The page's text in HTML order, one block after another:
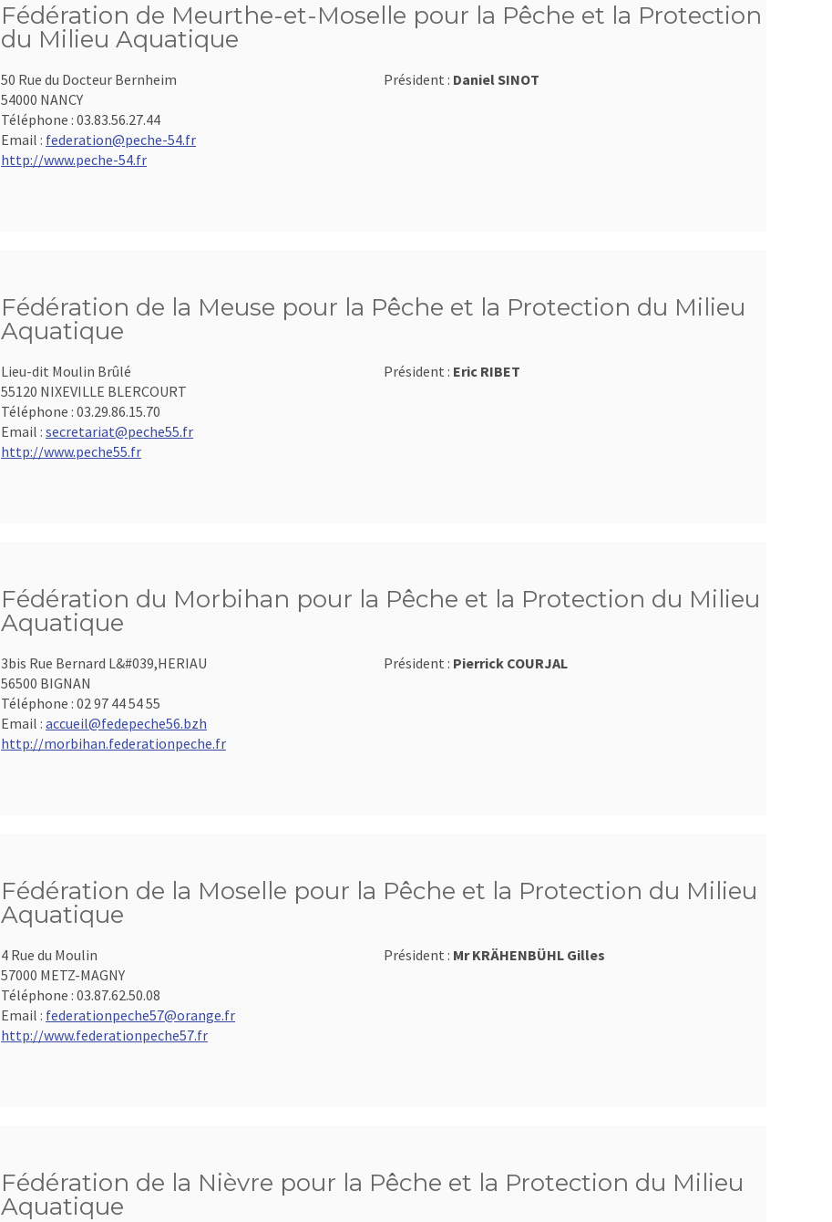
Fédération de Meurthe-et-Moselle pour la Pêche et la Protection
du Milieu Aquatique
50 Rue du Docteur Bernheim
54000 NANCY
Téléphone : 03.83.56.27.44
Email : federation@peche-54.fr
http://www.peche-54.fr
Président : Daniel SINOT
Fédération de la Meuse pour la Pêche et la Protection du Milieu
Aquatique
Lieu-dit Moulin Brûlé
55120 NIXEVILLE BLERCOURT
Téléphone : 03.29.86.15.70
Email : secretariat@peche55.fr
http://www.peche55.fr
Président : Eric RIBET
Fédération du Morbihan pour la Pêche et la Protection du Milieu
Aquatique
3bis Rue Bernard L&#039,HERIAU
56500 BIGNAN
Téléphone : 02 97 44 54 55
Email : accueil@fedepeche56.bzh
http://morbihan.federationpeche.fr
Président : Pierrick COURJAL
Fédération de la Moselle pour la Pêche et la Protection du Milieu
Aquatique
4 Rue du Moulin
57000 METZ-MAGNY
Téléphone : 03.87.62.50.08
Email : federationpeche57@orange.fr
http://www.federationpeche57.fr
Président : Mr KRÄHENBÜHL Gilles
Fédération de la Nièvre pour la Pêche et la Protection du Milieu
Aquatique